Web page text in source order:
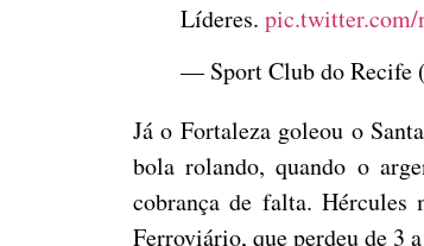
Líderes. pic.twitter.com/
— Sport Club do Recife
Já o Fortaleza goleou o
bola rolando, quando o
cobrança de falta.
Ferroviário, que perdeu de 3